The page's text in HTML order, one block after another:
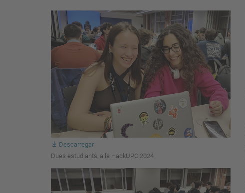
Descarregar
Dues estudiants, a la HackUPC 2024